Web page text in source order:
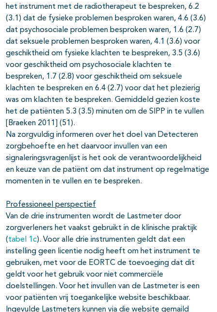
het instrument met de radiotherapeut te bespreken, 6.2
(3.1) dat de fysieke problemen besproken waren, 4.6 (3.6)
dat psychosociale problemen besproken waren, 1.6 (2.7)
dat seksuele problemen besproken waren, 4.1 (3.6) voor
geschiktheid om fysieke klachten te bespreken, 3.5 (3.6)
voor geschiktheid om psychosociale klachten te
bespreken, 1.7 (2.8) voor geschiktheid om seksuele
klachten te bespreken en 6.4 (2.7) voor dat het plezierig
was om klachten te bespreken. Gemiddeld gezien koste
het de patiënten 5.3 (3.5) minuten om de SIPP in te vullen
[Braeken 2011] (51).
Na zorgvuldig informeren over het doel van Detecteren
zorgbehoefte en het daarvoor invullen van een
signaleringsvragenlijst is het ook de verantwoordelijkheid
en keuze van de patiënt om dat instrument op regelmatige
momenten in te vullen en te bespreken.
Professioneel perspectief
Van de drie instrumenten wordt de Lastmeter door
zorgverleners het vaakst gebruikt in de klinische praktijk
(tabel 1c). Voor alle drie instrumenten geldt dat een
instelling geen licentie nodig heeft om het instrument te
gebruiken, met voor de EORTC de toevoeging dat dit
geldt voor het gebruik voor niet commerciële
doelstellingen. Voor het invullen van de Lastmeter is een
voor patiënten vrij toegankelijke website beschikbaar.
Ingevulde Lastmeters kunnen via die website gemaild